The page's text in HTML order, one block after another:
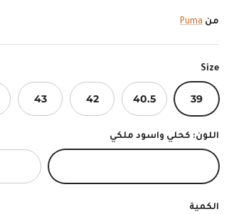
من Puma
Size
39
40.5
42
43
اللون: كحلي واسود ملكي
الكمية